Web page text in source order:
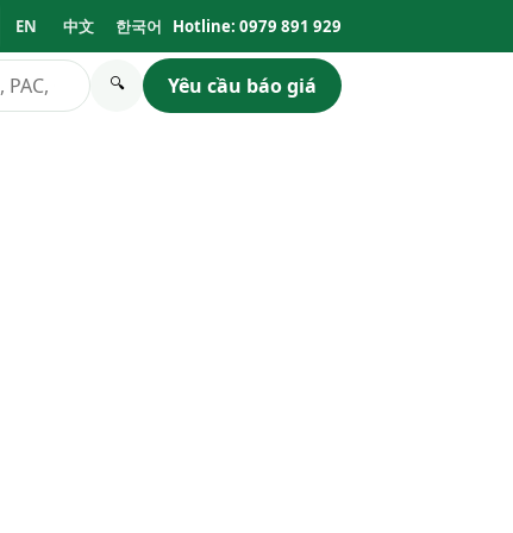
EN 中文 한국어 Hotline: 0979 891 929
🔍 Yêu cầu báo giá